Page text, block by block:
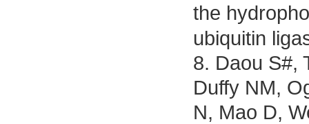
the
ubiquitin
8. Daou S#,
Duffy NM,
N, Mao D,